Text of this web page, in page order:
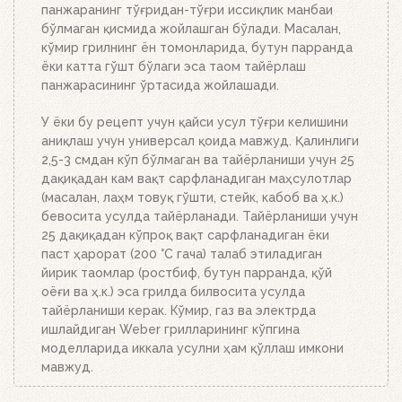
тусга кириб, брикетлар эса кул билан
қопланганда, кўмирни панжара устига тўкинг.
Аъло даражада иссиқлик беради!
панжаранинг тўғридан-тўғри иссиқлик манбаи
бўлмаган қисмида жойлашган бўлади. Масалан,
кўмир грилнинг ён томонларида, бутун парранда
ёки катта гўшт бўлаги эса таом тайёрлаш
панжарасининг ўртасида жойлашади.
У ёки бу рецепт учун қайси усул тўғри келишини
аниқлаш учун универсал қоида мавжуд. Қалинлиги
2,5-3 смдан кўп бўлмаган ва тайёрланиши учун 25
дақиқадан кам вақт сарфланадиган маҳсулотлар
(масалан, лаҳм товуқ гўшти, стейк, кабоб ва ҳ.к.)
бевосита усулда тайёрланади. Тайёрланиши учун
25 дақиқадан кўпроқ вақт сарфланадиган ёки
паст ҳарорат (200 °C гача) талаб этиладиган
йирик таомлар (ростбиф, бутун парранда, қўй
оёғи ва ҳ.к.) эса грилда билвосита усулда
тайёрланиши керак. Кўмир, газ ва электрда
ишлайдиган Weber грилларининг кўпгина
моделларида иккала усулни ҳам қўллаш имкони
мавжуд.